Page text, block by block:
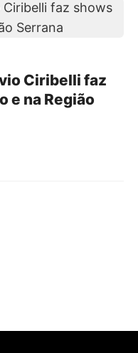
Ciribelli faz
e na Região